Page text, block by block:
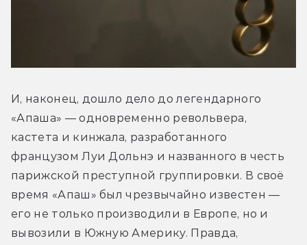
И, наконец, дошло дело до легендарного
«Апаша» — одновременно револьвера,
кастета и кинжала, разработанного
французом Луи Дольнэ и названного в честь
парижской преступной группировки. В своё
время «Апаш» был чрезвычайно известен —
его не только производили в Европе, но и
вывозили в Южную Америку. Правда,